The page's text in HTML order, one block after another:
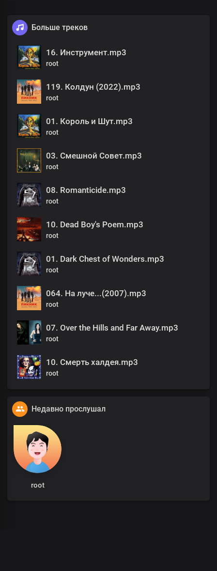
Больше треков
16. Инструмент.mp3
root
119. Колдун (2022).mp3
root
01. Король и Шут.mp3
root
03. Смешной Совет.mp3
root
08. Romanticide.mp3
root
10. Dead Boy's Poem.mp3
root
01. Dark Chest of Wonders.mp3
root
064. На луче...(2007).mp3
root
07. Over the Hills and Far Away.mp3
root
10. Смерть халдея.mp3
root
Недавно прослушал
root